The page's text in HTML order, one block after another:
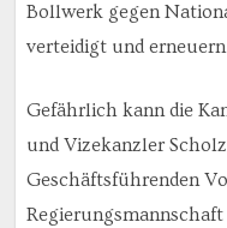
Bollwerk gegen
verteidigt und
Gefährlich kann die
und Vizekanzler
Geschäftsführenden